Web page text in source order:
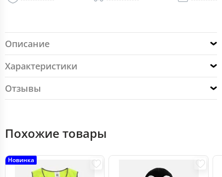
Описание
Характеристики
Отзывы
Похожие товары
Новинка